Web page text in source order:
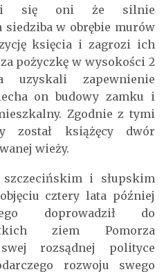
się oni że silnie
w obrębie murów
księcia i zagrozi ich
pożyczkę w wysokości 2
uzyskali zapewnienie
on budowy zamku i
Zgodnie z tymi
został książęcy dwór
wieży.
i słupskim
cztery lata później
doprowadził do
ziem Pomorza
rozsądnej polityce
rozwoju swego